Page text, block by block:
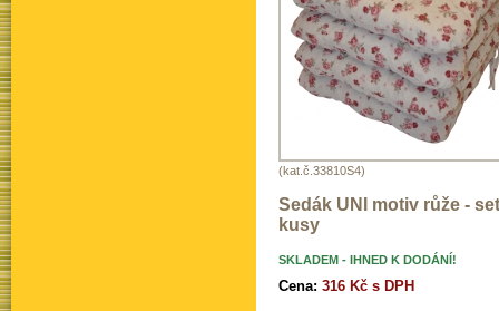
(kat.č.33810S4)
Sedák UNI motiv růže -
kusy
SKLADEM - IHNED K DODÁNÍ!
Cena: 316 Kč s DPH